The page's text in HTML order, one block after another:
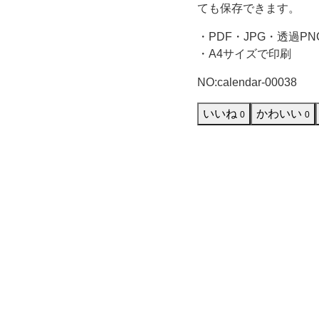
ス
ト
の、
可
ても保存できます。
・PDF・JPG・透過
・A4サイズで印刷
NO:calendar-00038
いいね 0 かわいい 0